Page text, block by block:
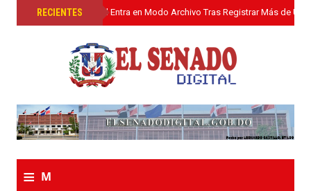
RECIENTES
»El Senado Digital Entra en Modo Archivo Tras Registrar Más de Un
≡ M